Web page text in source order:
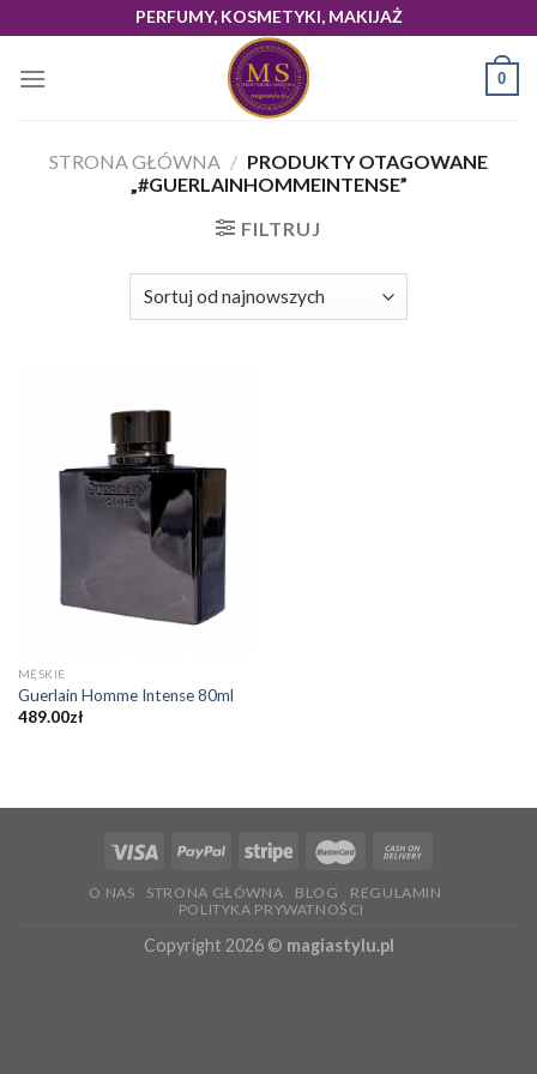
to
content
PERFUMY, KOSMETYKI, MAKIJAŻ
0
STRONA GŁÓWNA / PRODUKTY OTAGOWANE
„#GUERLAINHOMMEINTENSE”
FILTRUJ
MĘSKIE
Guerlain Homme Intense 80ml
489.00zł
O NAS STRONA GŁÓWNA BLOG
REGULAMIN
POLITYKA PRYWATNOŚCI
Copyright 2026 © magiastylu.pl